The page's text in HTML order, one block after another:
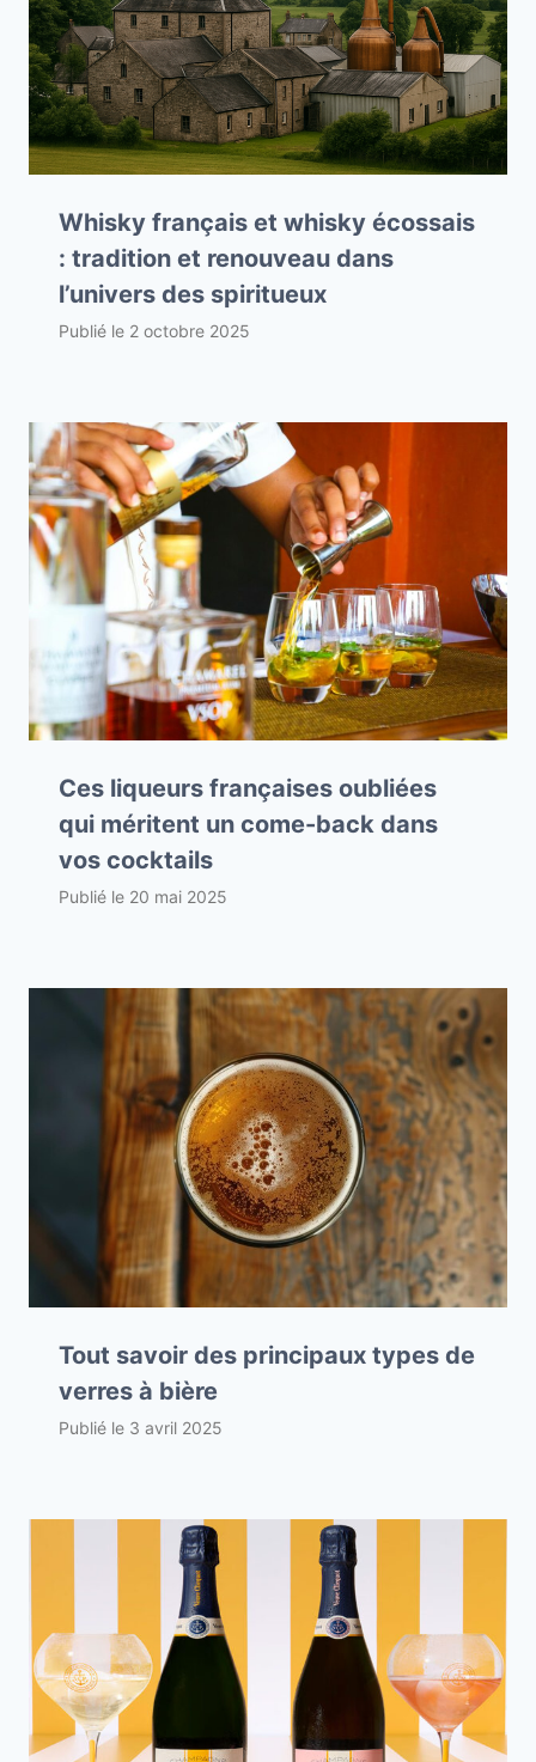
Whisky français et whisky écossais
: tradition et renouveau dans
l’univers des spiritueux
Publié le 2 octobre 2025
Ces liqueurs françaises oubliées
qui méritent un come-back dans
vos cocktails
Publié le 20 mai 2025
Tout savoir des principaux types de
verres à bière
Publié le 3 avril 2025